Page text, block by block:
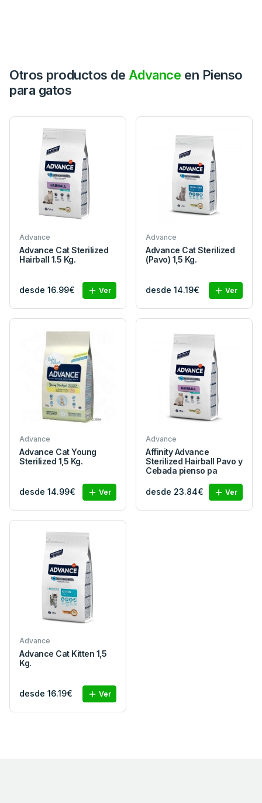
Otros productos de Advance en Pienso
para gatos
Advance
Advance Cat Sterilized
Hairball 1.5 Kg.
desde 16.99€ Ver
Advance
Advance Cat Sterilized
(Pavo) 1,5 Kg.
desde 14.19€ Ver
Advance
Advance Cat Young
Sterilized 1,5 Kg.
desde 14.99€ Ver
Advance
Affinity Advance
Sterilized Hairball Pavo y
Cebada pienso pa
desde 23.84€ Ver
Advance
Advance Cat Kitten 1,5
Kg.
desde 16.19€ Ver